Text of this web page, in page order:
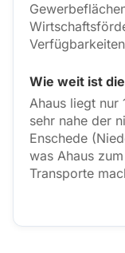
Wie weit ist
Ahaus liegt nur
sehr nahe der
Enschede
was Ahaus
Transporte